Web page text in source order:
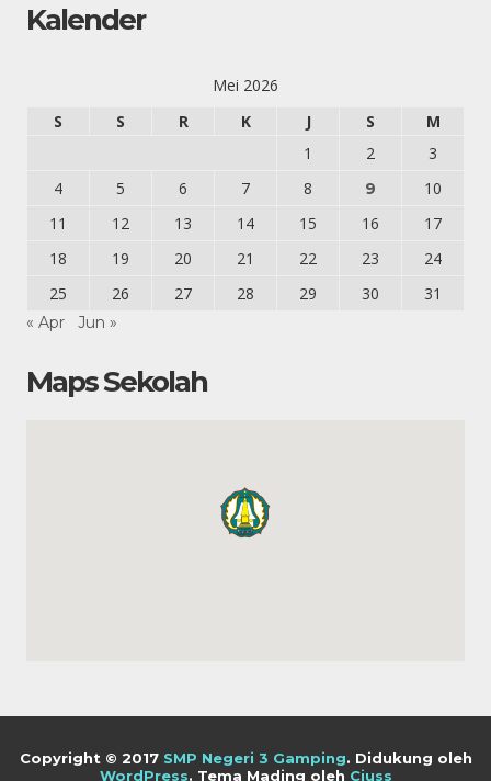
Kalender
Mei 2026
S
S R K J S
M
1
2
3
4
5 6 7 8 9
10
11
12 13 14 15 16
17
18
19 20 21 22 23
24
25
26 27 28 29 30 31
« Apr Jun »
Maps Sekolah
Copyright © 2017 SMP Negeri 3 Gamping. Didukung oleh
WordPress. Tema Mading oleh Ciuss